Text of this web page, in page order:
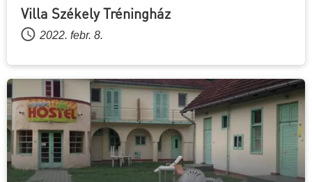
Villa Székely Tréningház
2022. febr. 8.